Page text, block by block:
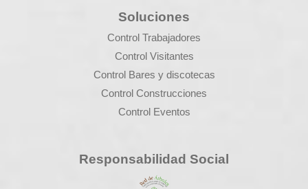
Soluciones
Control Trabajadores
Control Visitantes
Control Bares y discotecas
Control Construcciones
Control Eventos
Responsabilidad Social